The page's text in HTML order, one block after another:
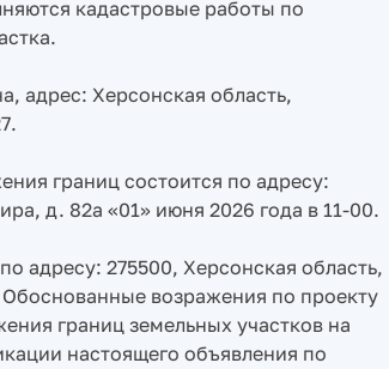
кадастровые работы по
адрес: Херсонская область,
границ состоится по адресу:
д. 82а «01» июня 2026 года в 11-00.
адресу: 275500, Херсонская область,
возражения по проекту
границ земельных участков на
настоящего объявления по